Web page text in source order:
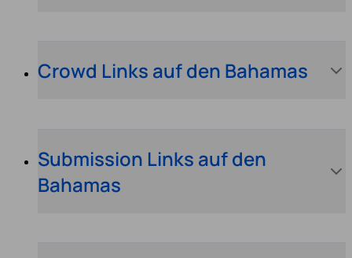
Crowd Links auf den Bahamas
Submission Links auf den
Bahamas